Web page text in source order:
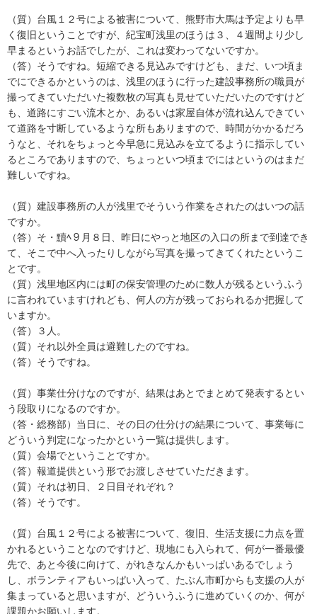
（質）台風１２号による被害について、熊野市大馬は予定よりも早
く復旧ということですが、紀宝町浅里のほうは３、４週間より少し
早まるというお話でしたが、これは変わってないですか。
（答）そうですね。短縮できる見込みですけども、まだ、いつ頃ま
でにできるかというのは、浅里のほうに行った建設事務所の職員が
撮ってきていただいた複数枚の写真も見せていただいたのですけど
も、道路にすごい流木とか、あるいは家屋自体が流れ込んできてい
て道路を寸断しているような所もありますので、時間がかかるだろ
うなと、それをちょっと今早急に見込みを立てるように指示してい
るところでありますので、ちょっといつ頃までにはというのはまだ
難しいですね。
（質）建設事務所の人が浅里でそういう作業をされたのはいつの話
ですか。
（答）そ・黷ﾍ９月８日、昨日にやっと地区の入口の所まで到達でき
て、そこで中へ入ったりしながら写真を撮ってきてくれたというこ
とです。
（質）浅里地区内には町の保安管理のために数人が残るというふう
に言われていますけれども、何人の方が残っておられるか把握して
いますか。
（答）３人。
（質）それ以外全員は避難したのですね。
（答）そうですね。
（質）事業仕分けなのですが、結果はあとでまとめて発表するとい
う段取りになるのですか。
（答・総務部）当日に、その日の仕分けの結果について、事業毎に
どういう判定になったかという一覧は提供します。
（質）会場でということですか。
（答）報道提供という形でお渡しさせていただきます。
（質）それは初日、２日目それぞれ？
（答）そうです。
（質）台風１２号による被害について、復旧、生活支援に力点を置
かれるということなのですけど、現地にも入られて、何が一番最優
先で、あと今後に向けて、がれきなんかもいっぱいあるでしょう
し、ボランティアもいっぱい入って、たぶん市町からも支援の人が
集まっていると思いますが、どういうふうに進めていくのか、何が
課題かお願いします。